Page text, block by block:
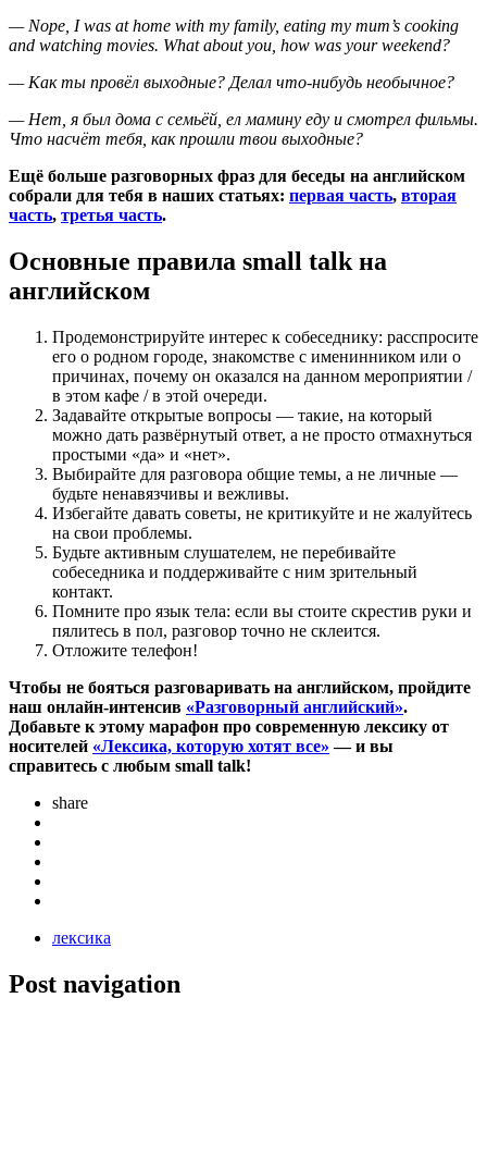
— Nope, I was at home with my family, eating my mum’s cooking
and watching movies. What about you, how was your weekend?
— Как ты провёл выходные? Делал что-нибудь необычное?
— Нет, я был дома с семьёй, ел мамину еду и смотрел фильмы.
Что насчёт тебя, как прошли твои выходные?
Ещё больше разговорных фраз для беседы на английском
собрали для тебя в наших статьях: первая часть, вторая
часть, третья часть.
Основные правила small talk на
английском
Продемонстрируйте интерес к собеседнику: расспросите
его о родном городе, знакомстве с именинником или о
причинах, почему он оказался на данном мероприятии /
в этом кафе / в этой очереди.
Задавайте открытые вопросы — такие, на который
можно дать развёрнутый ответ, а не просто отмахнуться
простыми «да» и «нет».
Выбирайте для разговора общие темы, а не личные —
будьте ненавязчивы и вежливы.
Избегайте давать советы, не критикуйте и не жалуйтесь
на свои проблемы.
Будьте активным слушателем, не перебивайте
собеседника и поддерживайте с ним зрительный
контакт.
Помните про язык тела: если вы стоите скрестив руки и
пялитесь в пол, разговор точно не склеится.
Отложите телефон!
Чтобы не бояться разговаривать на английском, пройдите
наш онлайн-интенсив «Разговорный английский».
Добавьте к этому марафон про современную лексику от
носителей «Лексика, которую хотят все» — и вы
справитесь с любым small talk!
share
лексика
Post navigation